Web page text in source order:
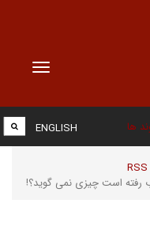
Toggle
ها
RSS
ENGLISH
رفته است چیزی نمی گوید؟!